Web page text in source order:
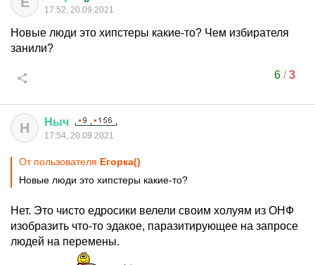
17:52, 20.09.2021
Новые люди это хипстеры какие-то? Чем избирателя
занили?
6/3
Н Ныч
17:54, 20.09.2021
От пользователя Егорка()
Новые люди это хипстеры какие-то?
Нет. Это чисто едросики велели своим холуям из ОНФ
изобразить что-то эдакое, паразитирующее на запросе
людей на перемены.